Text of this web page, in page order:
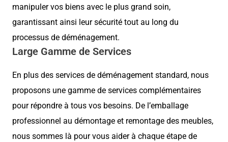
manipuler vos biens avec le plus grand soin,
garantissant ainsi leur sécurité tout au long du
processus de déménagement.
Large Gamme de Services
En plus des services de déménagement standard, nous
proposons une gamme de services complémentaires
pour répondre à tous vos besoins. De l’emballage
professionnel au démontage et remontage des meubles,
nous sommes là pour vous aider à chaque étape de